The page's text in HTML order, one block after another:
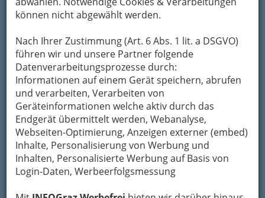
können nicht abgewählt werden.
Nach Ihrer Zustimmung (Art. 6 Abs. 1 lit. a DSGVO)
führen wir und unsere Partner folgende
Datenverarbeitungsprozesse durch:
Informationen auf einem Gerät speichern, abrufen
und verarbeiten, Verarbeiten von
Geräteinformationen welche aktiv durch das
Endgerät übermittelt werden, Webanalyse,
Webseiten-Optimierung, Anzeigen externer (embed)
Inhalte, Personalisierung von Werbung und
Inhalten, Personalisierte Werbung auf Basis von
Login-Daten, Werbeerfolgsmessung
Dienstleistungen aller Art
Änderungsschneidereien -
Kunststopfen